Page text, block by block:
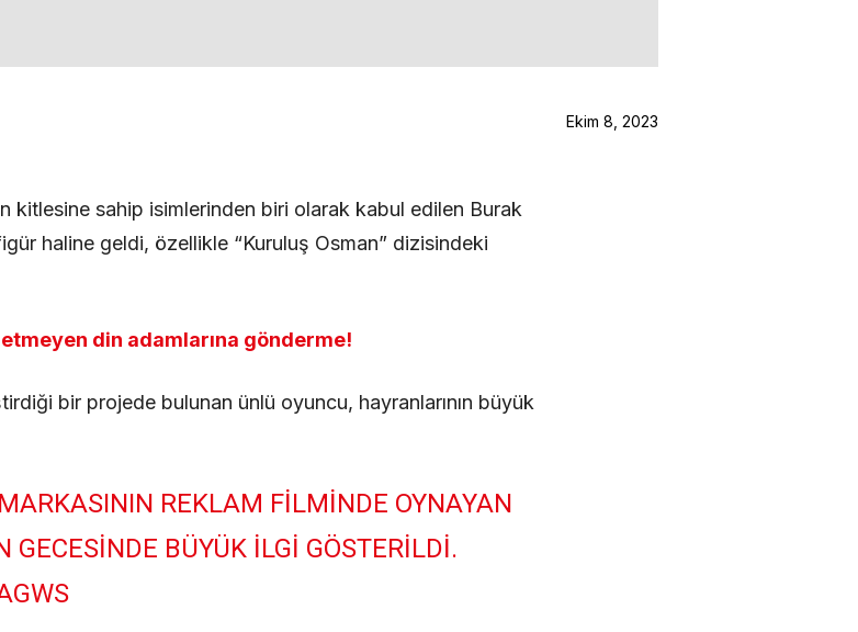
Ekim 8, 2023
kitlesine sahip isimlerinden biri olarak kabul edilen Burak
haline geldi, özellikle “Kuruluş Osman” dizisindeki
etmeyen din adamlarına gönderme!
bir projede bulunan ünlü oyuncu, hayranlarının büyük
REKLAM FILMINDE OYNAYAN
GECESINDE BÜYÜK ILGI GÖSTERILDI.